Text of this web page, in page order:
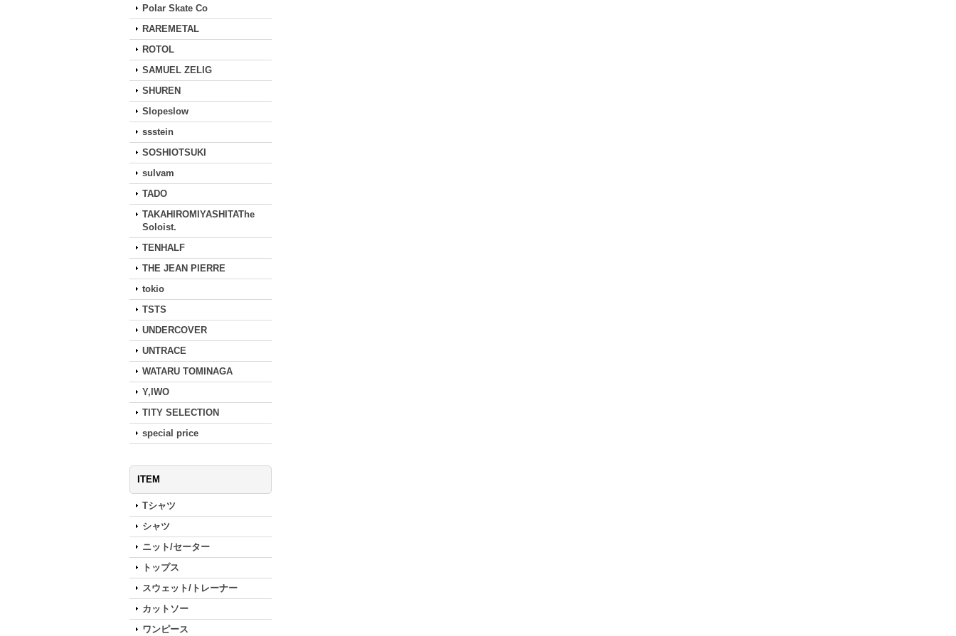
Polar Skate Co
RAREMETAL
ROTOL
SAMUEL ZELIG
SHUREN
Slopeslow
ssstein
SOSHIOTSUKI
sulvam
TADO
TAKAHIROMIYASHITAThe
Soloist.
TENHALF
THE JEAN PIERRE
tokio
TSTS
UNDERCOVER
UNTRACE
WATARU TOMINAGA
Y,IWO
TITY SELECTION
special price
ITEM
Tシャツ
シャツ
ニット/セーター
トップス
スウェット/トレーナー
カットソー
ワンピース